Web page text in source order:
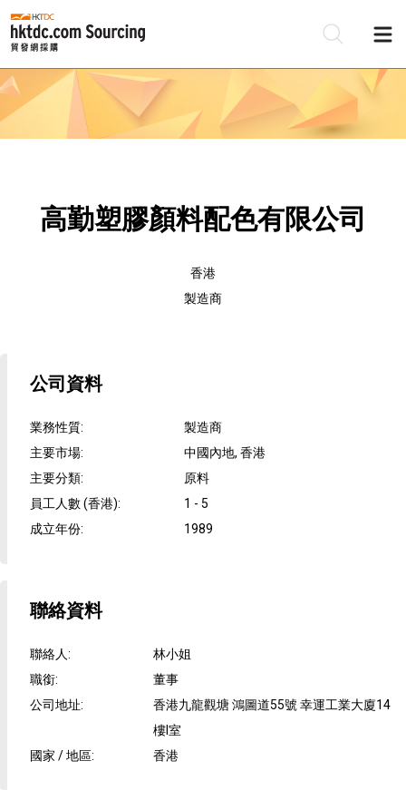
高勤塑膠顏料配色有限公司
香港
製造商
公司資料
業務性質:
製造商
主要市場:
中國內地, 香港
主要分類:
原料
員工人數 (香港):
1 - 5
成立年份: 1989
聯絡資料
聯絡人:
林小姐
職銜:
董事
公司地址:
香港九龍觀塘 鴻圖道55號 幸運工業大廈14
樓I室
國家 / 地區: 香港